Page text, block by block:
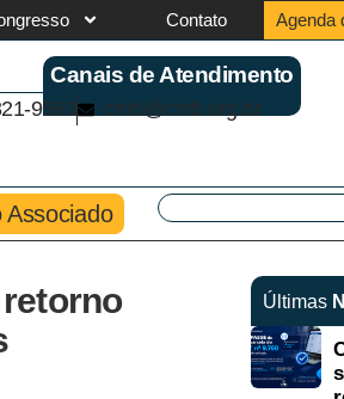
Contato Agenda
Canais de Atendimento
9563 cmb@cmb.org.br
Associado
Últimas